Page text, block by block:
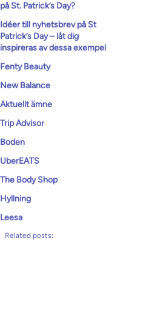
på St. Patrick’s Day?
Idéer till nyhetsbrev på St
Patrick’s Day – låt dig
inspireras av dessa exempel
Fenty Beauty
New Balance
Aktuellt ämne
Trip Advisor
Boden
UberEATS
The Body Shop
Hyllning
Leesa
Related posts: